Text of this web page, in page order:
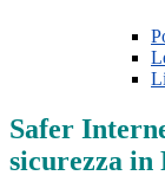
Safer
sicurezza in